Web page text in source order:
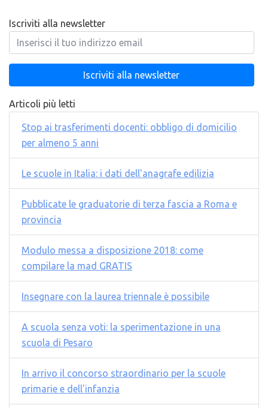
Iscriviti alla newsletter
Articoli più letti
Stop ai trasferimenti docenti: obbligo di domicilio
per almeno 5 anni
Le scuole in Italia: i dati dell'anagrafe edilizia
Pubblicate le graduatorie di terza fascia a Roma e
provincia
Modulo messa a disposizione 2018: come
compilare la mad GRATIS
Insegnare con la laurea triennale è possibile
A scuola senza voti: la sperimentazione in una
scuola di Pesaro
In arrivo il concorso straordinario per la scuole
primarie e dell'infanzia